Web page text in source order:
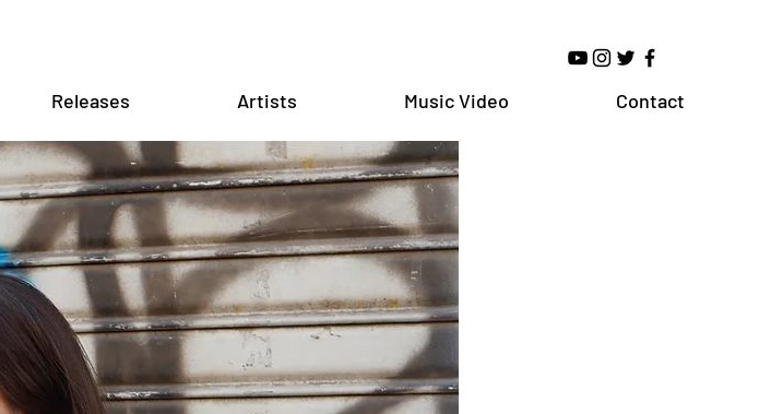
Releases Artists Music Video Contact